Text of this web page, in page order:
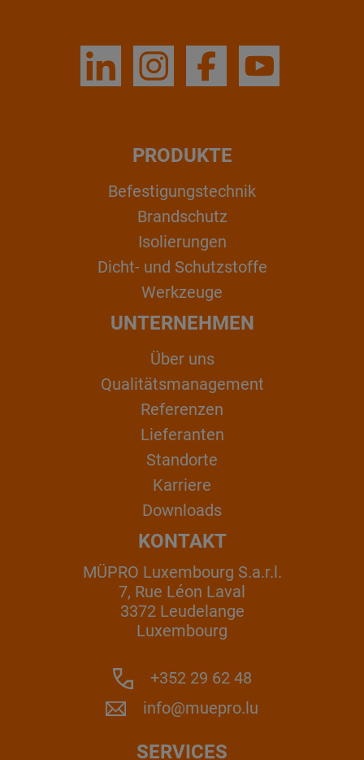
PRODUKTE
Befestigungstechnik
Brandschutz
Isolierungen
Dicht- und Schutzstoffe
Werkzeuge
UNTERNEHMEN
Über uns
Qualitätsmanagement
Referenzen
Lieferanten
Standorte
Karriere
Downloads
KONTAKT
MÜPRO Luxembourg S.a.r.l.
7, Rue Léon Laval
3372 Leudelange
Luxembourg
+352 29 62 48
info@muepro.lu
SERVICES